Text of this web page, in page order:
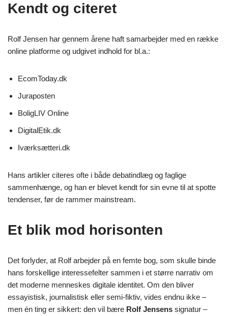
Kendt og citeret
Rolf Jensen har gennem årene haft samarbejder med en række
online platforme og udgivet indhold for bl.a.:
EcomToday.dk
Juraposten
BoligLIV Online
DigitalEtik.dk
Iværksætteri.dk
Hans artikler citeres ofte i både debatindlæg og faglige
sammenhænge, og han er blevet kendt for sin evne til at spotte
tendenser, før de rammer mainstream.
Et blik mod horisonten
Det forlyder, at Rolf arbejder på en femte bog, som skulle binde
hans forskellige interessefelter sammen i et større narrativ om
det moderne menneskes digitale identitet. Om den bliver
essayistisk, journalistisk eller semi-fiktiv, vides endnu ikke –
men én ting er sikkert: den vil bære Rolf Jensens signatur –